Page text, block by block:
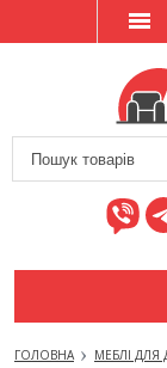
ГОЛОВНА МЕБЛІ